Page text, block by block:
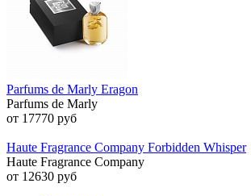
Parfums de Marly Eragon
Parfums de Marly
от 17770 руб
Haute Fragrance Company Forbidden Whisper
Haute Fragrance Company
от 12630 руб